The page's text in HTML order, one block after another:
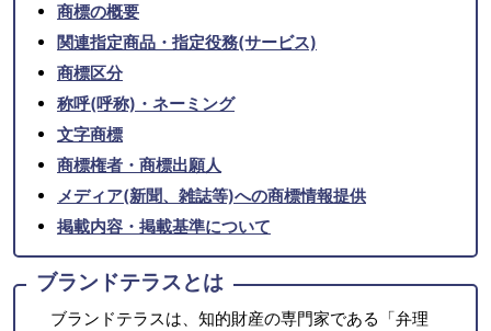
商標の概要
関連指定商品・指定役務(サービス)
商標区分
称呼(呼称)・ネーミング
文字商標
商標権者・商標出願人
メディア(新聞、雑誌等)への商標情報提供
掲載内容・掲載基準について
ブランドテラスとは
ブランドテラスは、知的財産の専門家である「弁理